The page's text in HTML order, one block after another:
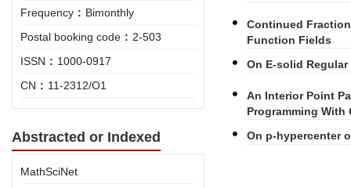
Frequency : Bimonthly
Postal booking code : 2-503
ISSN : 1000-0917
CN : 11-2312/O1
Abstracted or Indexed
MathSciNet
Continued
Function Fields
On E-solid
An Interior Point
Programming With
On p-hypercenter